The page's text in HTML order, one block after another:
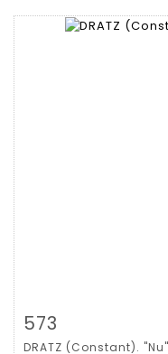
拍品详情
573
DRATZ (Constant).